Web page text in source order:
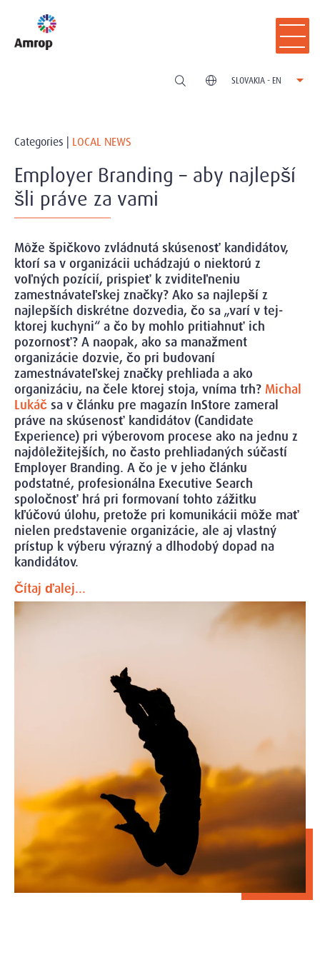
SLOVAKIA - EN
Categories | LOCAL NEWS
Employer Branding – aby najlepší
šli práve za vami
Môže špičkovo zvládnutá skúsenosť kandidátov,
ktorí sa v organizácii uchádzajú o niektorú z
voľných pozícií, prispieť k zviditeľneniu
zamestnávateľskej značky? Ako sa najlepší z
najlepších diskrétne dozvedia, čo sa „varí v tej-
ktorej kuchyni“ a čo by mohlo pritiahnuť ich
pozornosť? A naopak, ako sa manažment
organizácie dozvie, čo pri budovaní
zamestnávateľskej značky prehliada a ako
organizáciu, na čele ktorej stoja, vníma trh? Michal
Lukáč sa v článku pre magazín InStore zameral
práve na skúsenosť kandidátov (Candidate
Experience) pri výberovom procese ako na jednu z
najdôležitejších, no často prehliadaných súčastí
Employer Branding. A čo je v jeho článku
podstatné, profesionálna Executive Search
spoločnosť hrá pri formovaní tohto zážitku
kľúčovú úlohu, pretože pri komunikácii môže mať
nielen predstavenie organizácie, ale aj vlastný
prístup k výberu výrazný a dlhodobý dopad na
kandidátov.
Čítaj ďalej...